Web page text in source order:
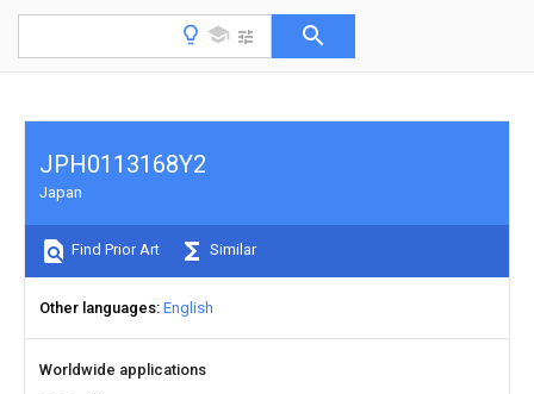
JPH0113168Y2
Japan
Find Prior Art Similar
Other languages English
Worldwide applications